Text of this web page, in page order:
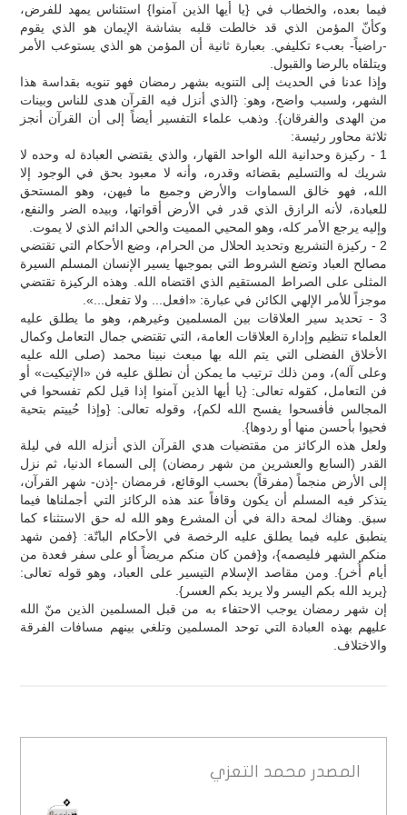
فيما بعده، والخطاب في {يا أيها الذين آمنوا} استئناس يمهد للفرض،
وكأنّ المؤمن الذي قد خالطت قلبه بشاشة الإيمان هو الذي يقوم
-راضياً- بعبء تكليفي. بعبارة ثانية أن المؤمن هو الذي يستوعب الأمر
ويتلقاه بالرضا والقبول.
وإذا عدنا في الحديث إلى التنويه بشهر رمضان فهو تنويه بقداسة هذا
الشهر، ولسبب واضح، وهو: {الذي أنزل فيه القرآن هدى للناس وبينات
من الهدى والفرقان}. وذهب علماء التفسير أيضاً إلى أن القرآن أنجز
ثلاثة محاور رئيسة:
1 - ركيزة وحدانية الله الواحد القهار، والذي يقتضي العبادة له وحده لا
شريك له والتسليم بقضائه وقدره، وأنه لا معبود بحق في الوجود إلا
الله، فهو خالق السماوات والأرض وجميع ما فيهن، وهو المستحق
للعبادة، لأنه الرازق الذي قدر في الأرض أقواتها، وبيده الضر والنفع،
وإليه يرجع الأمر كله، وهو المحيي المميت والحي الدائم الذي لا يموت.
2 - ركيزة التشريع وتحديد الحلال من الحرام، وضع الأحكام التي تقتضي
مصالح العباد وتضع الشروط التي بموجبها يسير الإنسان المسلم السيرة
المثلى على الصراط المستقيم الذي اقتضاه الله. وهذه الركيزة تقتضي
موجزاً للأمر الإلهي الكائن في عبارة: «افعل... ولا تفعل...».
3 - تحديد سير العلاقات بين المسلمين وغيرهم، وهو ما يطلق عليه
العلماء تنظيم وإدارة العلاقات العامة، التي تقتضي جمال التعامل وكمال
الأخلاق الفضلى التي يتم الله بها مبعث نبينا محمد (صلى الله عليه
وعلى آله)، ومن ذلك ترتيب ما يمكن أن نطلق عليه فن «الإتيكيت» أو
فن التعامل، كقوله تعالى: {يا أيها الذين آمنوا إذا قيل لكم تفسحوا في
المجالس فأفسحوا يفسح الله لكم}، وقوله تعالى: {وإذا حُييتم بتحية
فحيوا بأحسن منها أو ردوها}.
ولعل هذه الركائز من مقتضيات هدي القرآن الذي أنزله الله في ليلة
القدر (السابع والعشرين من شهر رمضان) إلى السماء الدنيا، ثم نزل
إلى الأرض منجماً (مفرقاً) بحسب الوقائع، فرمضان -إذن- شهر القرآن،
يتذكر فيه المسلم أن يكون وقافاً عند هذه الركائز التي أجملناها فيما
سبق. وهناك لمحة دالة في أن المشرع وهو الله له حق الاستثناء كما
ينطبق عليه فيما يطلق عليه الرخصة في الأحكام الباتّة: {فمن شهد
منكم الشهر فليصمه}، و{فمن كان منكم مريضاً أو على سفر فعدة من
أيام أُخر}. ومن مقاصد الإسلام التيسير على العباد، وهو قوله تعالى:
{يريد الله بكم اليسر ولا يريد بكم العسر}.
إن شهر رمضان يوجب الاحتفاء به من قبل المسلمين الذين منّ الله
عليهم بهذه العبادة التي توحد المسلمين وتلغي بينهم مسافات الفرقة
والاختلاف.
المصدر محمد التعزي